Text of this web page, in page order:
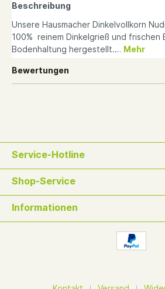
Beschreibung
Unsere Hausmacher Dinkelvollkorn
100% reinem Dinkelgrieß und frischen
Bodenhaltung hergestellt.… Mehr
Bewertungen
Service-Hotline
Shop-Service
Informationen